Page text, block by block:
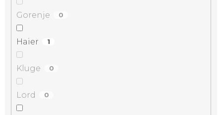
Gorenje 0
Haier 1
Kluge 0
Lord 0